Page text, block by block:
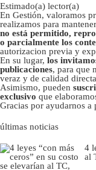
Estimado(a) lector(a)
En Gestión, valoramos
realizamos para
no está permitido,
o parcialmente los
autorizacion previa y
En su lugar, los
publicaciones, para que
veraz y de calidad
Asimismo, pueden
exclusivo que
Gracias por ayudarnos a
últimas noticias
4
al